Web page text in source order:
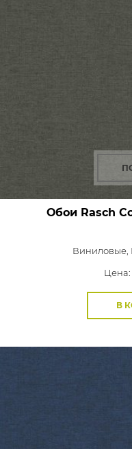
Обои Rasch
Виниловые,
Цена:
В